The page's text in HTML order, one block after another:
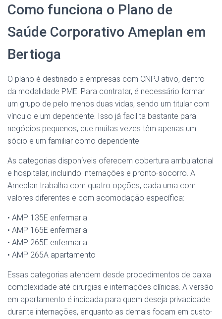
Como funciona o Plano de
Saúde Corporativo Ameplan em
Bertioga
O plano é destinado a empresas com CNPJ ativo, dentro
da modalidade PME. Para contratar, é necessário formar
um grupo de pelo menos duas vidas, sendo um titular com
vínculo e um dependente. Isso já facilita bastante para
negócios pequenos, que muitas vezes têm apenas um
sócio e um familiar como dependente.
As categorias disponíveis oferecem cobertura ambulatorial
e hospitalar, incluindo internações e pronto-socorro. A
Ameplan trabalha com quatro opções, cada uma com
valores diferentes e com acomodação específica:
• AMP 135E enfermaria
• AMP 165E enfermaria
• AMP 265E enfermaria
• AMP 265A apartamento
Essas categorias atendem desde procedimentos de baixa
complexidade até cirurgias e internações clínicas. A versão
em apartamento é indicada para quem deseja privacidade
durante internações, enquanto as demais focam em custo-